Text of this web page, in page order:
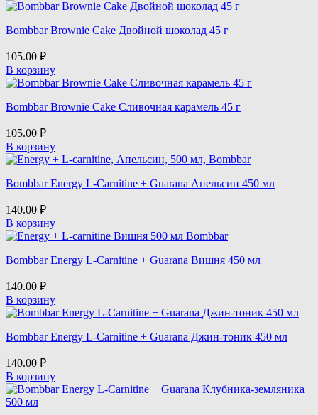
Bombbar Brownie Cake Двойной шоколад 45 г
105.00 ₽
В корзину
Bombbar Brownie Cake Сливочная карамель 45 г
105.00 ₽
В корзину
Bombbar Energy L-Carnitine + Guarana Апельсин 450 мл
140.00 ₽
В корзину
Bombbar Energy L-Carnitine + Guarana Вишня 450 мл
140.00 ₽
В корзину
Bombbar Energy L-Carnitine + Guarana Джин-тоник 450 мл
140.00 ₽
В корзину